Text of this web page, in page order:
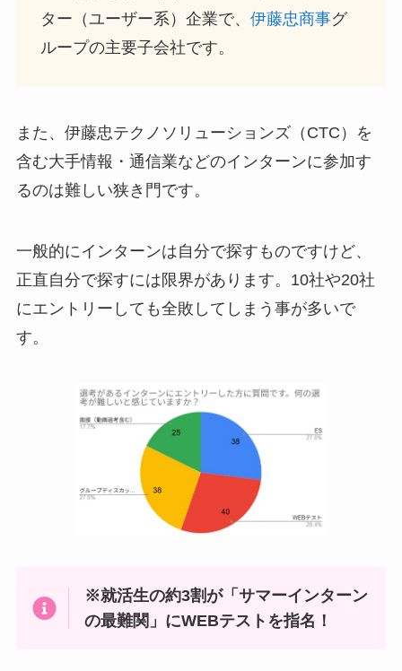
ター（ユーザー系）企業で、 伊藤忠商事グ
ループの主要子会社です。
また、伊藤忠テクノソリューションズ（CTC）を
含む大手情報・通信業などのインターンに参加す
るのは難しい狭き門です。
一般的にインターンは自分で探すものですけど、
正直自分で探すには限界があります。10社や20社
にエントリーしても全敗してしまう事が多いで
す。
※就活生の約3割が「サマーインターン
の最難関」にWEBテストを指名！